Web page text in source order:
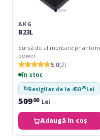
AKG
B23L
Sursă de alimentare phantom
power
5.0(2)
în stoc
↻Resigilat de la 45000Lei
50900 Lei
Adaugă în coș